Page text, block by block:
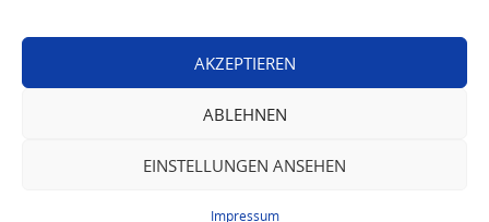
AKZEPTIEREN
ABLEHNEN
EINSTELLUNGEN ANSEHEN
Impressum
0171 - 691 67 67